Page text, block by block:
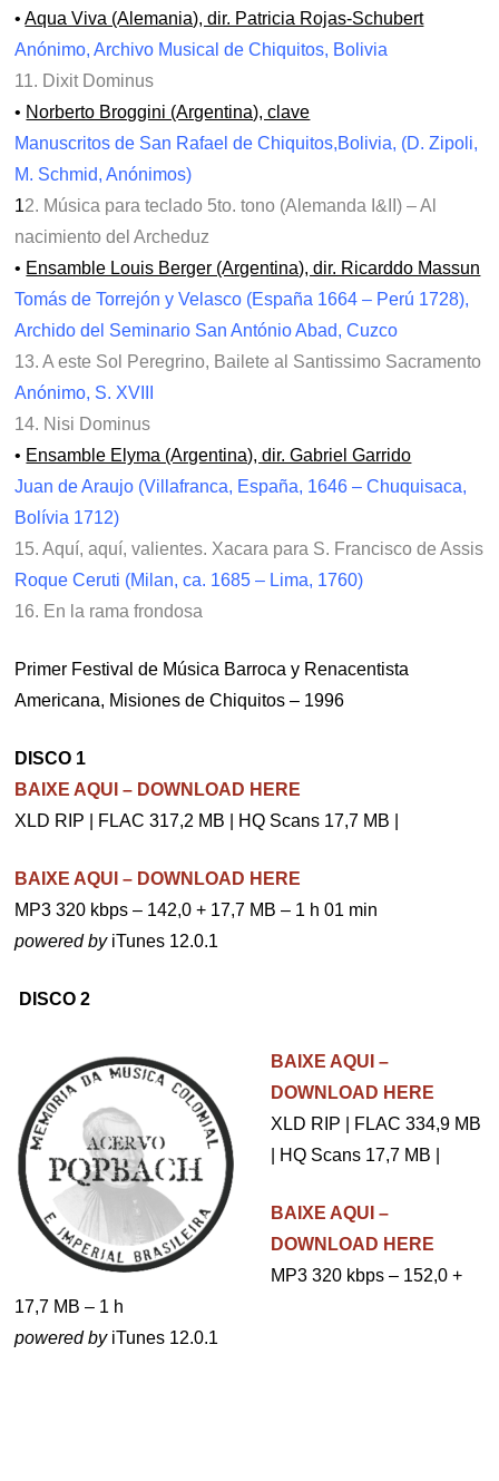
•Aqua Viva (Alemania), dir. Patricia Rojas-Schubert
Anónimo, Archivo Musical de Chiquitos, Bolivia
11. Dixit Dominus
• Norberto Broggini (Argentina), clave
Manuscritos de San Rafael de Chiquitos,Bolivia, (D. Zipoli,
M. Schmid, Anónimos)
12. Música para teclado 5to. tono (Alemanda I&II) – Al
nacimiento del Archeduz
• Ensamble Louis Berger (Argentina), dir. Ricarddo Massun
Tomás de Torrejón y Velasco (España 1664 – Perú 1728),
Archido del Seminario San António Abad, Cuzco
13. A este Sol Peregrino, Bailete al Santissimo Sacramento
Anónimo, S. XVIII
14. Nisi Dominus
• Ensamble Elyma (Argentina), dir. Gabriel Garrido
Juan de Araujo (Villafranca, España, 1646 – Chuquisaca,
Bolívia 1712)
15. Aquí, aquí, valientes. Xacara para S. Francisco de Assis
Roque Ceruti (Milan, ca. 1685 – Lima, 1760)
16. En la rama frondosa
Primer Festival de Música Barroca y Renacentista
Americana, Misiones de Chiquitos – 1996
DISCO 1
BAIXE AQUI – DOWNLOAD HERE
XLD RIP | FLAC 317,2 MB | HQ Scans 17,7 MB |
BAIXE AQUI – DOWNLOAD HERE
MP3 320 kbps – 142,0 + 17,7 MB – 1 h 01 min
powered byiTunes 12.0.1
DISCO 2
BAIXE AQUI –
DOWNLOAD HERE
XLD RIP | FLAC 334,9 MB
| HQ Scans 17,7 MB |
BAIXE AQUI –
DOWNLOAD HERE
MP3 320 kbps – 152,0 +
17,7 MB – 1 h
powered byiTunes 12.0.1